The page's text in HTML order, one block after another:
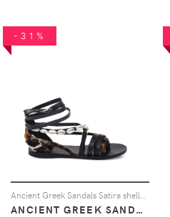
-31%
ANCIENT GREEK SANDALS